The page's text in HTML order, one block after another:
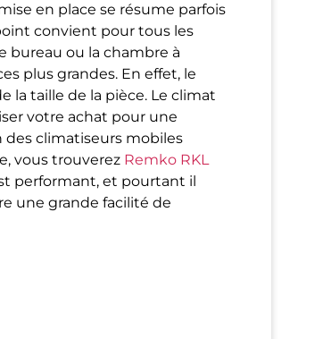
en place se résume parfois
convient pour tous les
bureau ou la chambre à
plus grandes. En effet, le
la taille de la pièce. Le climat
votre achat pour une
climatiseurs mobiles
vous trouverez Remko RKL
performant, et pourtant il
une grande facilité de